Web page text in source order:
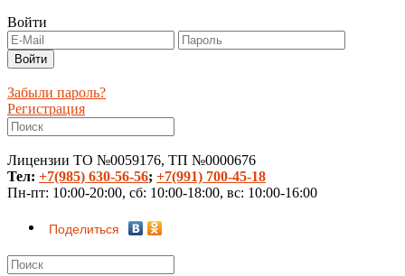
Войти
Забыли пароль?
Регистрация
Лицензии ТО №0059176, ТП №0000676
Тел: +7(985) 630-56-56; +7(991) 700-45-18
Пн-пт: 10:00-20:00, сб: 10:00-18:00, вс: 10:00-16:00
Поделиться